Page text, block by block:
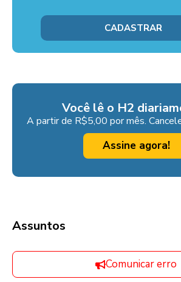
Você lê o H2
A partir de R$5,00 por mês.
Assine agora!
Assuntos
Comunicar erro